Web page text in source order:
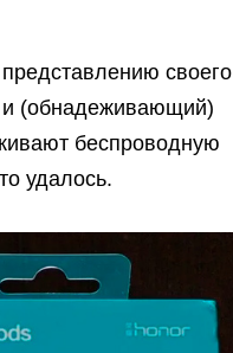
своего
и (обнадеживающий)
беспроводную
удалось.